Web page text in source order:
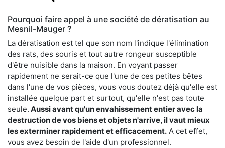
Pourquoi faire appel à une société de dératisation au
Mesnil-Mauger ?
La dératisation est tel que son nom l'indique l'élimination
des rats, des souris et tout autre rongeur susceptible
d'être nuisible dans la maison. En voyant passer
rapidement ne serait-ce que l'une de ces petites bêtes
dans l'une de vos pièces, vous vous doutez déjà qu'elle est
installée quelque part et surtout, qu'elle n'est pas toute
seule. Aussi avant qu'un envahissement entier avec la
destruction de vos biens et objets n'arrive, il vaut mieux
les exterminer rapidement et efficacement. A cet effet,
vous avez besoin de l'aide d'un professionnel.